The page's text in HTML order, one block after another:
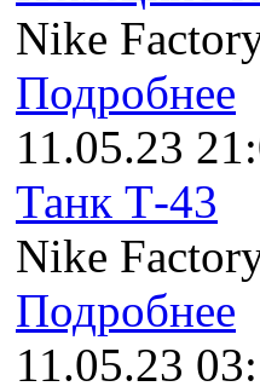
Nike
Подробнее
11.05.23
Танк Т-43
Nike
Подробнее
11.05.23